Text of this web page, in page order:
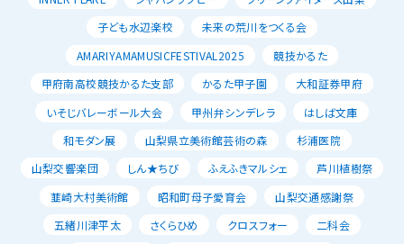
子ども水辺楽校
未来の荒川をつくる会
AMARIYAMAMUSICFESTIVAL2025
競技かるた
甲府南高校競技かるた支部
かるた甲子園
大和証券甲府
いそじバレーボール大会
甲州弁シンデレラ
はしば文庫
和モダン展
山梨県立美術館芸術の森
杉浦医院
山梨交響楽団
しん★ちび ふえふきマルシェ
芦川植樹祭
韮崎大村美術館
昭和町母子愛育会
山梨交通感謝祭
五緒川津平太
さくらひめ クロスフォー
二科会